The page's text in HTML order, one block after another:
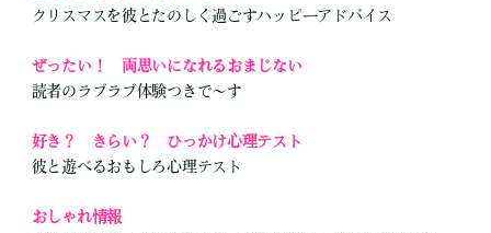
クリスマスを彼とたのしく過ごすハッピーアドバイス
ぜったい！ 両思いになれるおまじない
読者のラブラブ体験つきで～す
好き？ きらい？ ひっかけ心理テスト
彼と遊べるおもしろ心理テスト
おしゃれ情報